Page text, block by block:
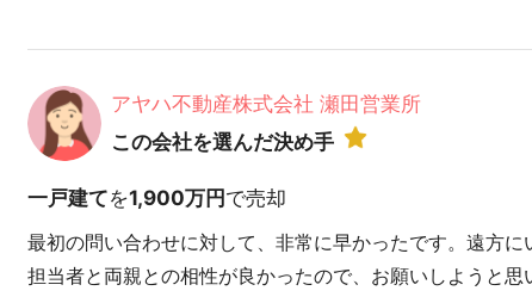
アヤハ不動産株式会社 瀬田営業所
この会社を選んだ決め手
一戸建てを1,900万円で売却
最初の問い合わせに対して、非常に早かったです。遠方
担当者と両親との相性が良かったので、お願いしようと思